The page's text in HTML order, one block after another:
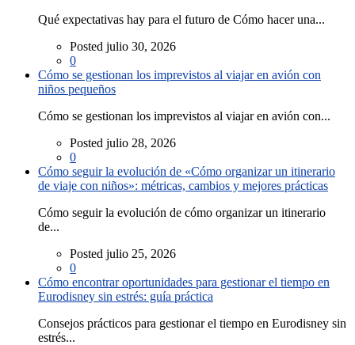
Qué expectativas hay para el futuro de Cómo hacer una...
Posted julio 30, 2026
0
Cómo se gestionan los imprevistos al viajar en avión con
niños pequeños
Cómo se gestionan los imprevistos al viajar en avión con...
Posted julio 28, 2026
0
Cómo seguir la evolución de «Cómo organizar un itinerario
de viaje con niños»: métricas, cambios y mejores prácticas
Cómo seguir la evolución de cómo organizar un itinerario
de...
Posted julio 25, 2026
0
Cómo encontrar oportunidades para gestionar el tiempo en
Eurodisney sin estrés: guía práctica
Consejos prácticos para gestionar el tiempo en Eurodisney sin
estrés...